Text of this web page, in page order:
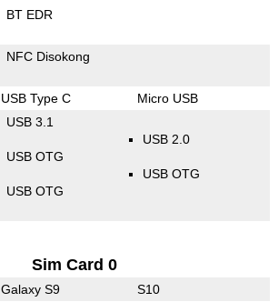
BT EDR
NFC Disokong
USB Type C Micro USB
USB 3.1
USB OTG
USB OTG
USB 2.0
USB OTG
Sim Card 0
Galaxy S9 S10